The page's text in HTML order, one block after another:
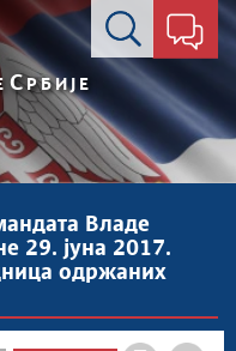
Контакт форма
СРБИЈЕ
Владе
29. јуна 2017.
одржаних